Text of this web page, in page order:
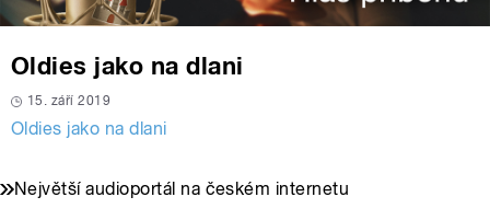
Oldies jako na dlani
15. září 2019
Oldies jako na dlani
Největší audioportál na českém internetu